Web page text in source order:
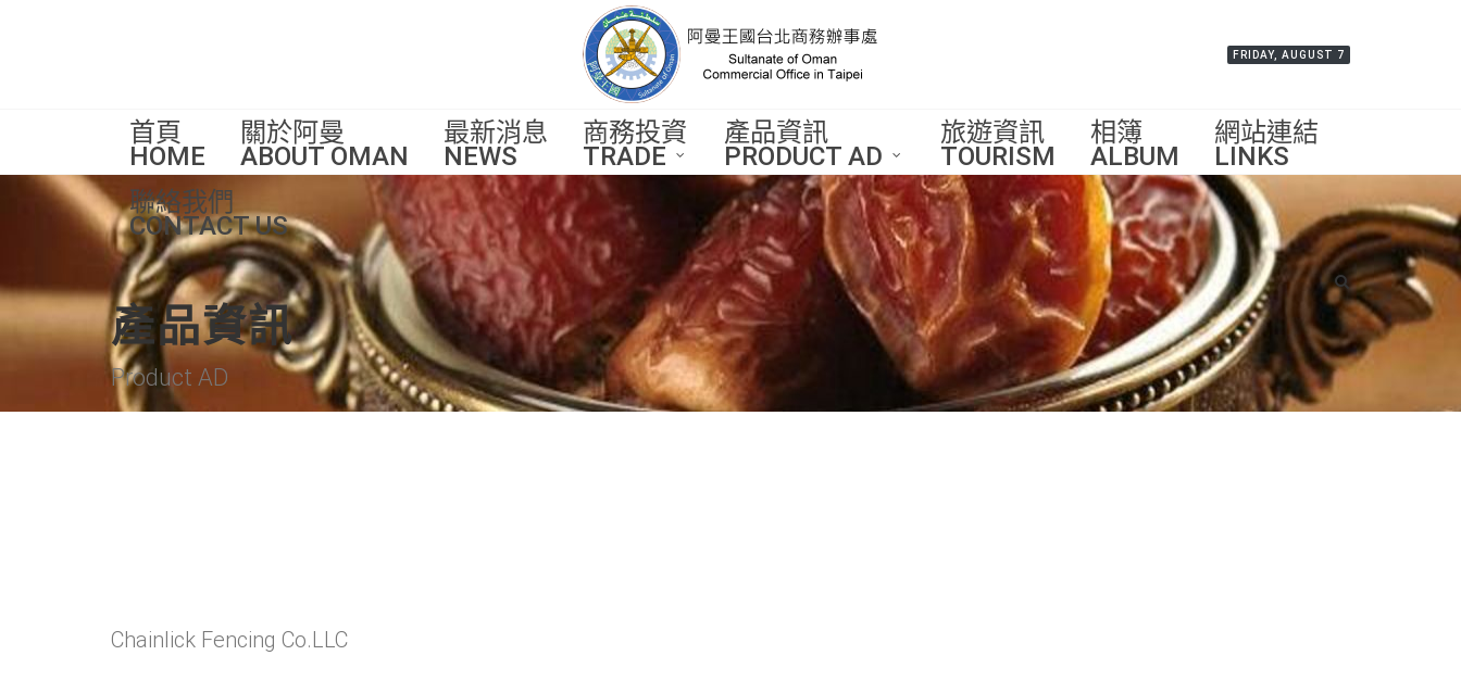
FRIDAY, AUGUST 7
首頁
HOME
關於阿曼
ABOUT OMAN
最新消息
NEWS
商務投資
TRADE
產品資訊
PRODUCT AD
旅遊資訊
TOURISM
相簿
ALBUM
網站連結
LINKS
聯絡我們
CONTACT US
產品資訊
Product AD
Chainlick Fencing Co.LLC